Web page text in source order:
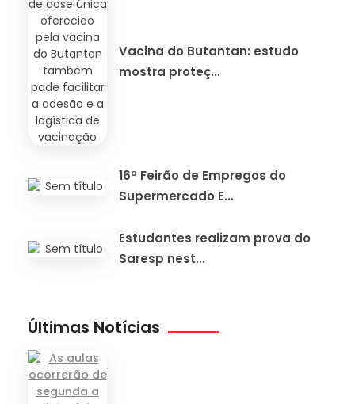
Vacina do Butantan: estudo
mostra proteç...
16º Feirão de Empregos do
Supermercado E...
Estudantes realizam prova do
Saresp nest...
Últimas Notícias